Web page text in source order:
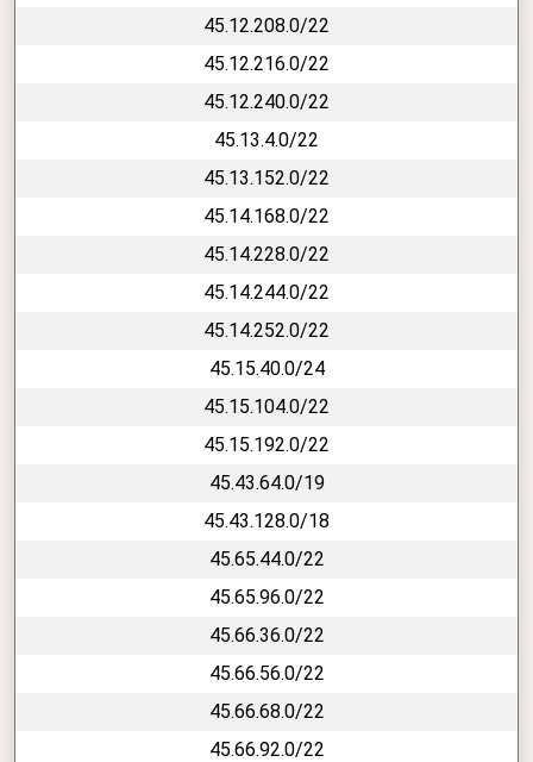
45.12.208.0/22
45.12.216.0/22
45.12.240.0/22
45.13.4.0/22
45.13.152.0/22
45.14.168.0/22
45.14.228.0/22
45.14.244.0/22
45.14.252.0/22
45.15.40.0/24
45.15.104.0/22
45.15.192.0/22
45.43.64.0/19
45.43.128.0/18
45.65.44.0/22
45.65.96.0/22
45.66.36.0/22
45.66.56.0/22
45.66.68.0/22
45.66.92.0/22